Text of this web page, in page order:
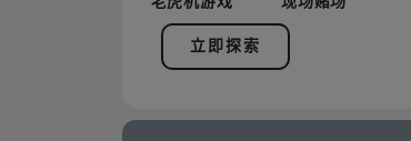
立即探索